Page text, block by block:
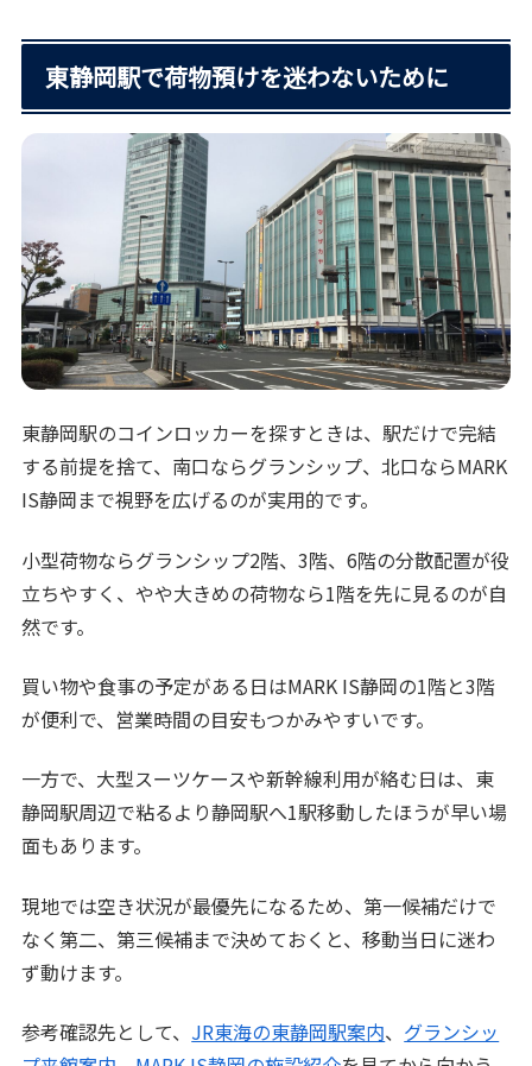
東静岡駅で荷物預けを迷わないために
東静岡駅のコインロッカーを探すときは、駅だけで完結
する前提を捨て、南口ならグランシップ、北口ならMARK
IS静岡まで視野を広げるのが実用的です。
小型荷物ならグランシップ2階、3階、6階の分散配置が役
立ちやすく、やや大きめの荷物なら1階を先に見るのが自
然です。
買い物や食事の予定がある日はMARK IS静岡の1階と3階
が便利で、営業時間の目安もつかみやすいです。
一方で、大型スーツケースや新幹線利用が絡む日は、東
静岡駅周辺で粘るより静岡駅へ1駅移動したほうが早い場
面もあります。
現地では空き状況が最優先になるため、第一候補だけで
なく第二、第三候補まで決めておくと、移動当日に迷わ
ず動けます。
参考確認先として、 JR東海の東静岡駅案内、 グランシッ